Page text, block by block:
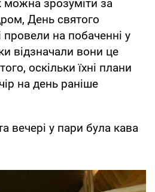
можна зрозуміти за
День святого
провели на побаченні у
відзначали вони це
оскільки їхні плани
на день раніше
вечері у пари була кава